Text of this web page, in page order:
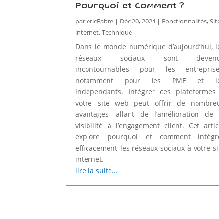
Pourquoi et comment ?
parericFabre | Déc 20, 2024| Fonctionnalités,
internet,Technique
Dans le monde numérique d’aujourd’hui,
réseaux sociaux sont
incontournables pour les
notamment pour les PME et
indépendants. Intégrer ces plateformes
votre site web peut offrir de
avantages, allant de l’amélioration de
visibilité à l’engagement client. Cet
explore pourquoi et comment
efficacement les réseaux sociaux à votre
internet.
lire la suite...